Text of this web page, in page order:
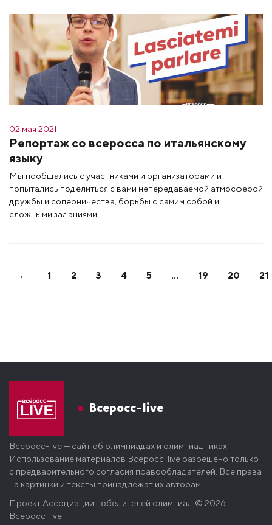
02 мая 2021
Репортаж со всеросса по итальянскому
языку
Мы пообщались с участниками и организаторами и
попытались поделиться с вами непередаваемой атмосферой
дружбы и соперничества, борьбы с самим собой и
сложными заданиями.
← 1 2 3 4 5 … 19 20 21
Всеросс-live
Всеросс-live — сайт об олимпиадах и олимпиадниках.
Использование материалов Всеросс-live разрешено только
с предварительного согласия правообладателей. Все права
на картинки и тексты принадлежат их авторам.
Проект Ассоциации победителей олимпиад © 2026
Всеросс-live